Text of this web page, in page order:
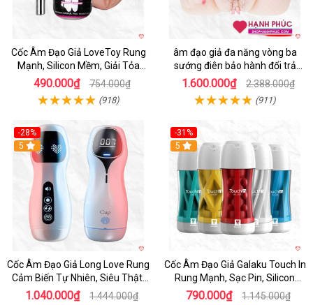
Cốc Âm Đạo Giả LoveToy Rung
Mạnh, Silicon Mềm, Giải Tỏa
Sinh Lý
490.000₫ 754.000₫
(918)
âm đạo giả đa năng vòng ba
sướng điên bảo hành đổi trả
nhanh
1.600.000₫ 2.388.000₫
(911)
-28%
5
Cốc Âm Đạo Giả Long Love Rung
Cảm Biến Tự Nhiên, Siêu Thật,
Sướng
1.040.000₫ 1.444.000₫
-31%
Hot
5
Cốc Âm Đạo Giả Galaku Touch In
Rung Mạnh, Sạc Pin, Silicon
Mềm
790.000₫ 1.145.000₫